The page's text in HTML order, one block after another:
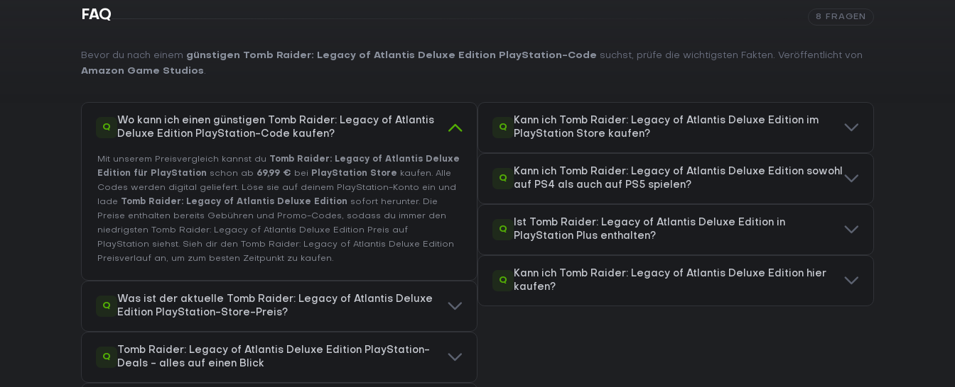
FAQ 8 FRAGEN
Bevor du nach einem günstigen Tomb Raider: Legacy of Atlantis Deluxe Edition PlayStation-Code suchst, prüfe die wichtigsten Fakten. Veröffentlicht von
Amazon Game Studios.
Q
Wo kann ich einen günstigen Tomb Raider: Legacy of Atlantis
Deluxe Edition PlayStation-Code kaufen?
Mit unserem Preisvergleich kannst du Tomb Raider: Legacy of Atlantis Deluxe
Edition für PlayStation schon ab 69,99 € bei PlayStation Store kaufen. Alle
Codes werden digital geliefert. Löse sie auf deinem PlayStation-Konto ein und
lade Tomb Raider: Legacy of Atlantis Deluxe Edition sofort herunter. Die
Preise enthalten bereits Gebühren und Promo-Codes, sodass du immer den
niedrigsten Tomb Raider: Legacy of Atlantis Deluxe Edition Preis auf
PlayStation siehst. Sieh dir den Tomb Raider: Legacy of Atlantis Deluxe Edition
Preisverlauf an, um zum besten Zeitpunkt zu kaufen.
Q
Was ist der aktuelle Tomb Raider: Legacy of Atlantis Deluxe
Edition PlayStation-Store-Preis?
Q
Tomb Raider: Legacy of Atlantis Deluxe Edition PlayStation-
Deals - alles auf einen Blick
Q
Kann ich Tomb Raider: Legacy of Atlantis Deluxe Edition im
PlayStation Store kaufen?
Q
Kann ich Tomb Raider: Legacy of Atlantis Deluxe Edition sowohl
auf PS4 als auch auf PS5 spielen?
Q
Ist Tomb Raider: Legacy of Atlantis Deluxe Edition in
PlayStation Plus enthalten?
Q
Kann ich Tomb Raider: Legacy of Atlantis Deluxe Edition hier
kaufen?